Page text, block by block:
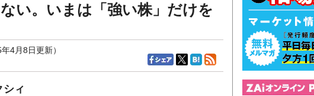
い。いまは「強い株」だけを
4月8日更新）
シィ